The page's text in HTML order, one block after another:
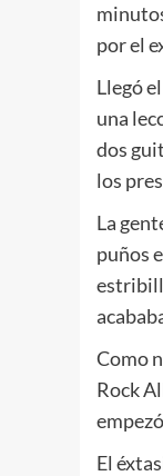
por el
Llegó
una
dos
los
La
puños
Como
Rock
El